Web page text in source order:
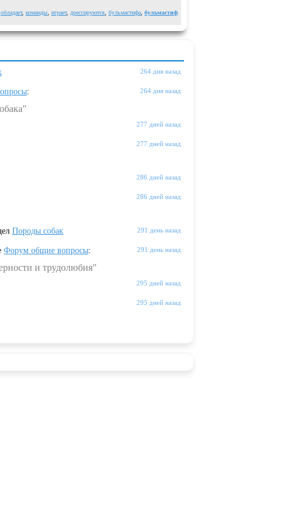
обладает, команды играет, дрессируются бульмастифа бульмастиф
264 дня назад
264 дня назад
:
277 дней назад
277 дней назад
286 дней назад
286 дней назад
291 день назад
Породы собак
291 день назад
Форум общие вопросы:
и трудолюбия"
295 дней назад
295 дней назад